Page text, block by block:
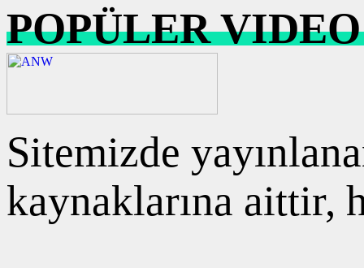
POPÜLER
Sitemizde
kaynaklarına aittir,